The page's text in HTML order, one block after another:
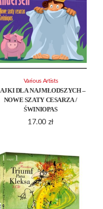
DLA NAJMŁODSZYCH –
NOWE SZATY CESARZA /
ŚWINIOPAS
17.00 zł
Various Artists